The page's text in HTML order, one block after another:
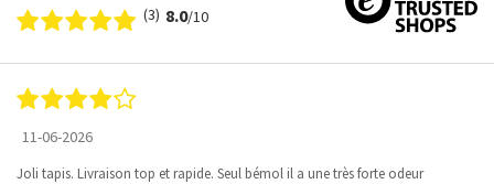
(3) 8.0/10
11-06-2026
Joli tapis. Livraison top et rapide. Seul bémol il a une très forte odeur